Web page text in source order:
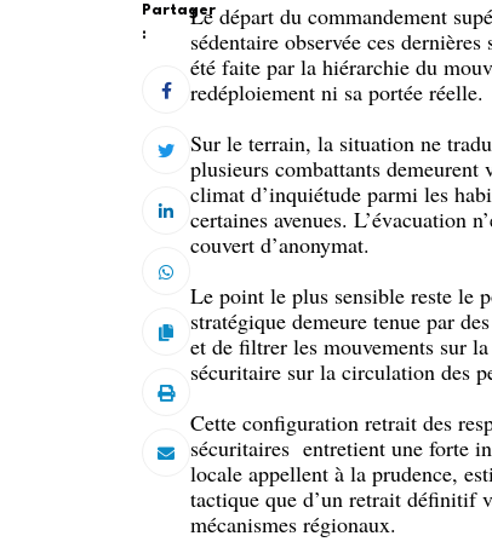
Partager
:
Le départ du commandement
sédentaire observée ces
été faite par la hiérarchie du
redéploiement ni sa portée réelle.
Sur le terrain, la situation ne
plusieurs combattants
climat d’inquiétude parmi les
certaines avenues. L’évacuation
couvert d’anonymat.
Le point le plus sensible reste le
stratégique demeure tenue par
et de filtrer les mouvements sur
sécuritaire sur la circulation des
Cette configuration retrait des
sécuritaires entretient une forte
locale appellent à la prudence,
tactique que d’un retrait définitif
mécanismes régionaux.